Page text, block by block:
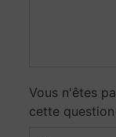
Vous n'êtes
cette